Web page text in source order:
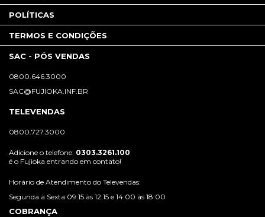
POLÍTICAS
TERMOS E CONDIÇÕES
SAC - PÓS VENDAS
0800.646.3000
SAC@FUJIOKA.INF.BR
TELEVENDAS
0800.727.3000
Adicione o telefone: 0303.3261.100
é o Fujioka entrando em contato!
Horário de Atendimento do Televendas:
Segunda à Sexta 09:15 às 12:15 e 14:00 às 18:00
COBRANÇA